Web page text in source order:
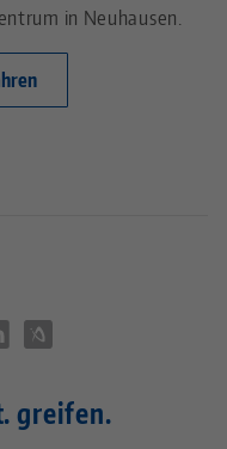
in Neuhausen.
greifen.